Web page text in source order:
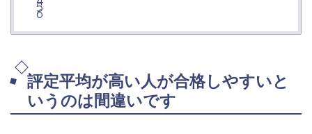
評定平均が高い人が合格しやすいと
いうのは間違いです